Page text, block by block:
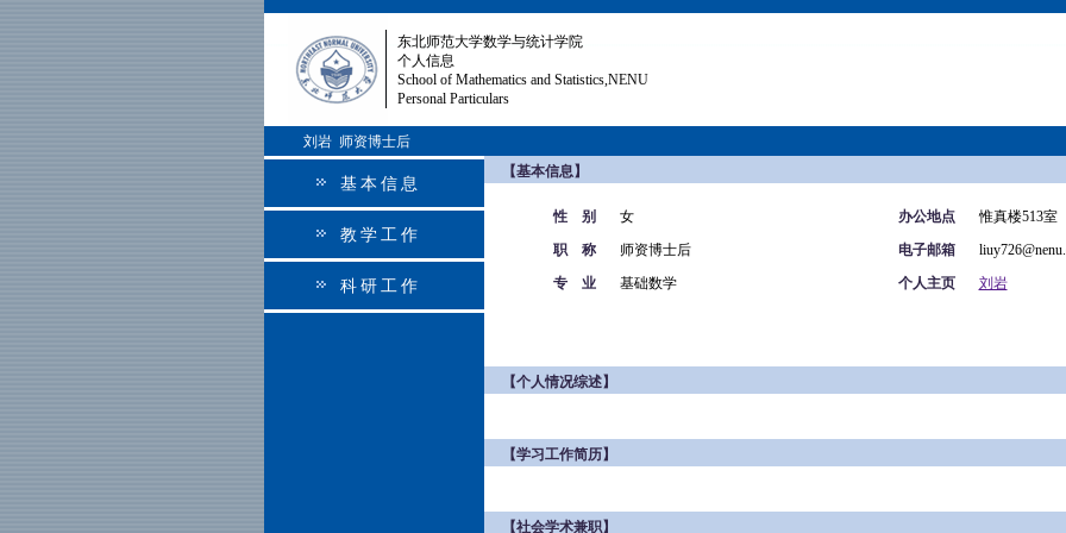
东北师范大学数学与统计学院
个人信息
School of Mathematics and Statistics,NENU
Personal Particulars
刘岩 师资博士后
基本信息
教学工作
科研工作
【基本信息】
性 别 女 办公地点
惟真楼513室
职 称
师资博士后 电子邮箱
专 业
基础数学 个人主页 刘岩
【个人情况综述】
【学习工作简历】
【社会学术兼职】